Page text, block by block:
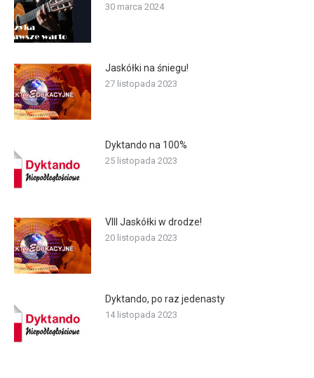
30 marca 2024
Jaskółki na śniegu!
27 listopada 2023
Dyktando na 100%
25 listopada 2023
VIII Jaskółki w drodze!
20 listopada 2023
Dyktando, po raz jedenasty
14 listopada 2023